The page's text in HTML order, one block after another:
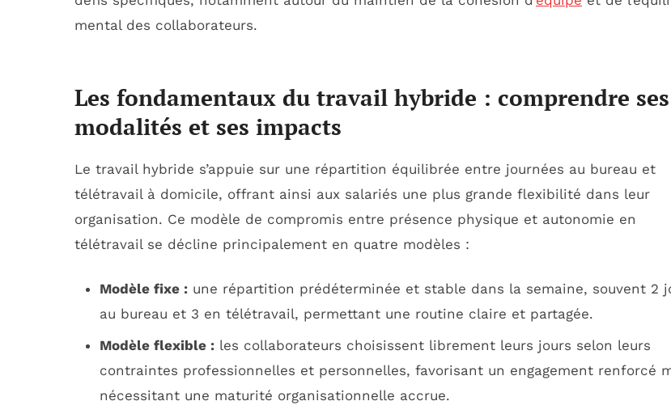
mental des collaborateurs.
Les fondamentaux du travail hybride : comprendre ses
modalités et ses impacts
Le travail hybride s’appuie sur une répartition équilibrée entre journées au bureau et
télétravail à domicile, offrant ainsi aux salariés une plus grande flexibilité dans leur
organisation. Ce modèle de compromis entre présence physique et autonomie en
télétravail se décline principalement en quatre modèles :
Modèle fixe :une répartition prédéterminée et stable dans la semaine, souvent 2
au bureau et 3 en télétravail, permettant une routine claire et partagée.
Modèle flexible :les collaborateurs choisissent librement leurs jours selon leurs
contraintes professionnelles et personnelles, favorisant un engagement renforcé
nécessitant une maturité organisationnelle accrue.